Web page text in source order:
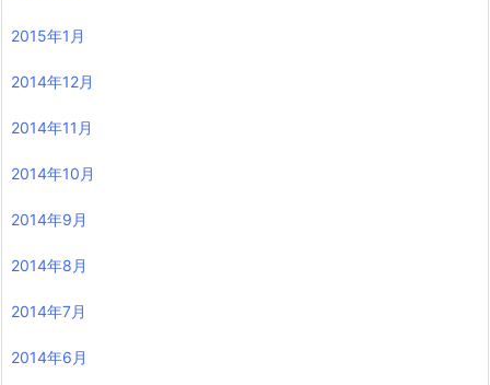
2015年1月
2014年12月
2014年11月
2014年10月
2014年9月
2014年8月
2014年7月
2014年6月